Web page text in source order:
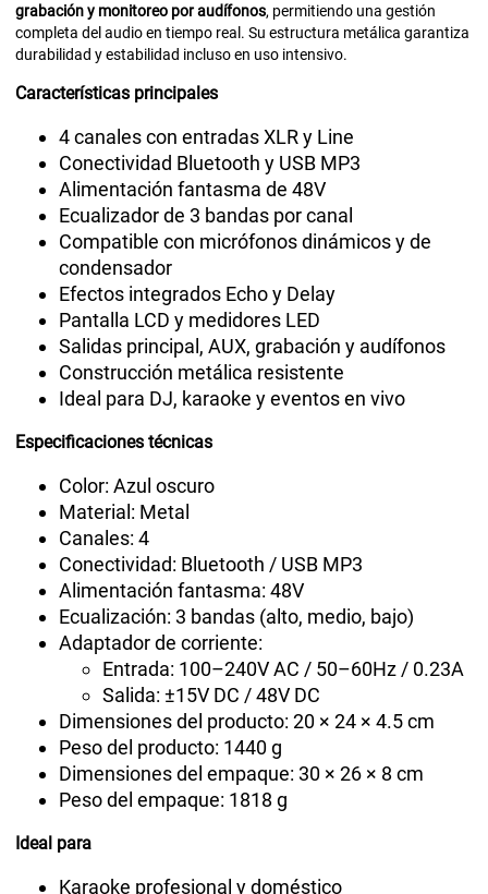
grabación y monitoreo por audífonos, permitiendo una gestión
completa del audio en tiempo real. Su estructura metálica garantiza
durabilidad y estabilidad incluso en uso intensivo.
Características principales
4 canales con entradas XLR y Line
Conectividad Bluetooth y USB MP3
Alimentación fantasma de 48V
Ecualizador de 3 bandas por canal
Compatible con micrófonos dinámicos y de
condensador
Efectos integrados Echo y Delay
Pantalla LCD y medidores LED
Salidas principal, AUX, grabación y audífonos
Construcción metálica resistente
Ideal para DJ, karaoke y eventos en vivo
Especificaciones técnicas
Color: Azul oscuro
Material: Metal
Canales: 4
Conectividad: Bluetooth / USB MP3
Alimentación fantasma: 48V
Ecualización: 3 bandas (alto, medio, bajo)
Adaptador de corriente:
Entrada: 100–240V AC / 50–60Hz / 0.23A
Salida: ±15V DC / 48V DC
Dimensiones del producto: 20 × 24 × 4.5 cm
Peso del producto: 1440 g
Dimensiones del empaque: 30 × 26 × 8 cm
Peso del empaque: 1818 g
Ideal para
Karaoke profesional y doméstico